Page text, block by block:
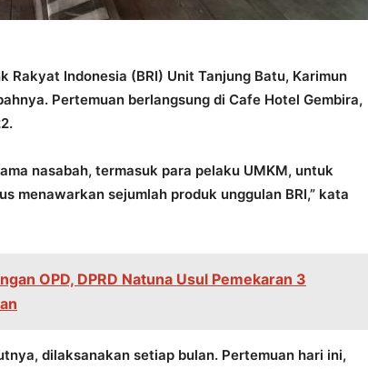
Rakyat Indonesia (BRI) Unit Tanjung Batu, Karimun
Pertemuan berlangsung di Cafe Hotel Gembira,
nasabah, termasuk para pelaku UMKM, untuk
menawarkan sejumlah produk unggulan BRI,” kata
OPD, DPRD Natuna Usul Pemekaran 3
dilaksanakan setiap bulan. Pertemuan hari ini,